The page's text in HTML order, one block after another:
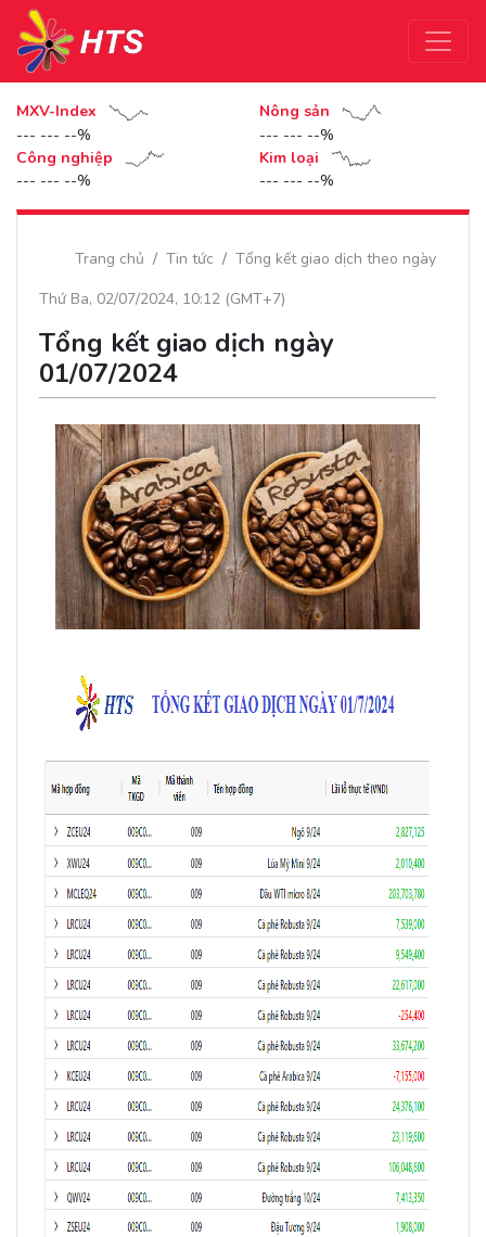
MXV-Index
--- --- --%
Nông sản
--- --- --%
Công nghiệp
--- --- --%
Kim loại
--- --- --%
Trang chủ Tin tức
Tổng kết giao dịch theo ngày
Thứ Ba, 02/07/2024, 10:12 (GMT+7)
Tổng kết giao dịch ngày
01/07/2024